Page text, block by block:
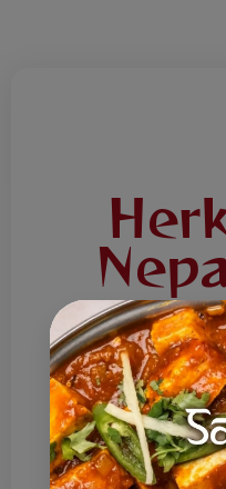
Tervetuloa
herkullista